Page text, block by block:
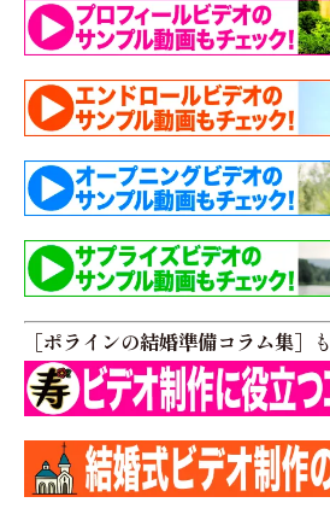
［ポラインの結婚準備コラム集］